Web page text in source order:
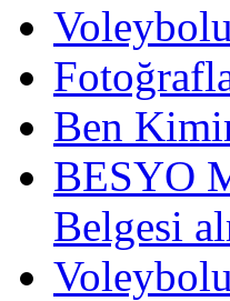
Ben
BESYO
Belgesi